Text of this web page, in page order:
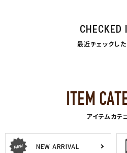
CHECKED
最近チェックし
アイテムカテ
NEW ARRIVAL